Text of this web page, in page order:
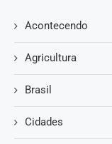
Acontecendo
Agricultura
Brasil
Cidades